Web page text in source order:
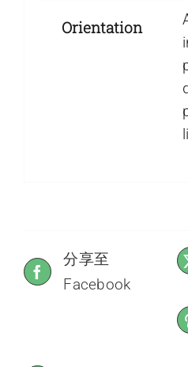
Orientation
分享至
Facebook